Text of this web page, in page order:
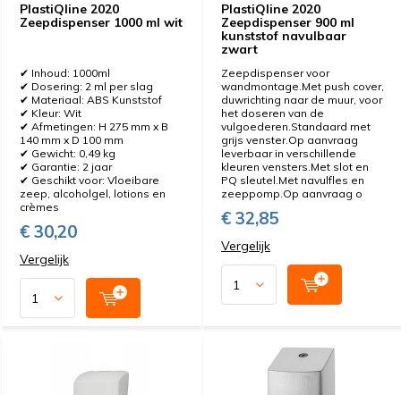
PlastiQline 2020
Zeepdispenser 1000 ml wit
✔ Inhoud: 1000ml
✔ Dosering: 2 ml per slag
✔ Materiaal: ABS Kunststof
✔ Kleur: Wit
✔ Afmetingen: H 275 mm x B
140 mm x D 100 mm
✔ Gewicht: 0,49 kg
✔ Garantie: 2 jaar
✔ Geschikt voor: Vloeibare
zeep, alcoholgel, lotions en
crèmes
€ 30,20
Vergelijk
PlastiQline 2020
Zeepdispenser 900 ml
kunststof navulbaar
zwart
Zeepdispenser voor
wandmontage.Met push cover,
duwrichting naar de muur, voor
het doseren van de
vulgoederen.Standaard met
grijs venster.Op aanvraag
leverbaar in verschillende
kleuren vensters.Met slot en
PQ sleutel.Met navulfles en
zeeppomp.Op aanvraag o
€ 32,85
Vergelijk